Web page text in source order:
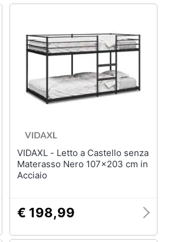
da esterno
terra
VIDAXL - Letto a Castello senza
Materasso Nero 107x203 cm in
Acciaio
€ 198,99